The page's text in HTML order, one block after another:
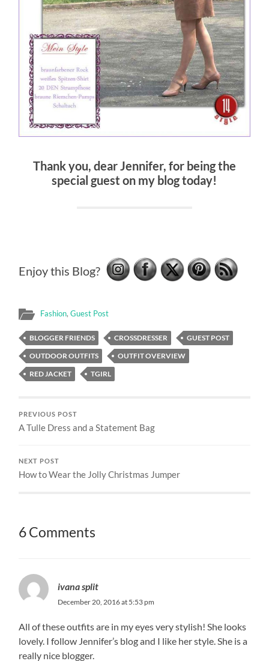
Thank you, dear Jennifer, for being the
special guest on my blog today!
Enjoy this Blog?
Fashion,Guest Post
BLOGGER FRIENDS CROSSDRESSER
GUEST POST
OUTDOOR OUTFITS
OUTFIT OVERVIEW
RED JACKET
TGIRL
PREVIOUS POST
A Tulle Dress and a Statement Bag
NEXT POST
How to Wear the Jolly Christmas Jumper
6 Comments
ivana split
December 20, 2016 at 5:53 pm
All of these outfits are in my eyes very stylish! She looks
lovely. I follow Jennifer’s blog and I like her style. She is a
really nice blogger.